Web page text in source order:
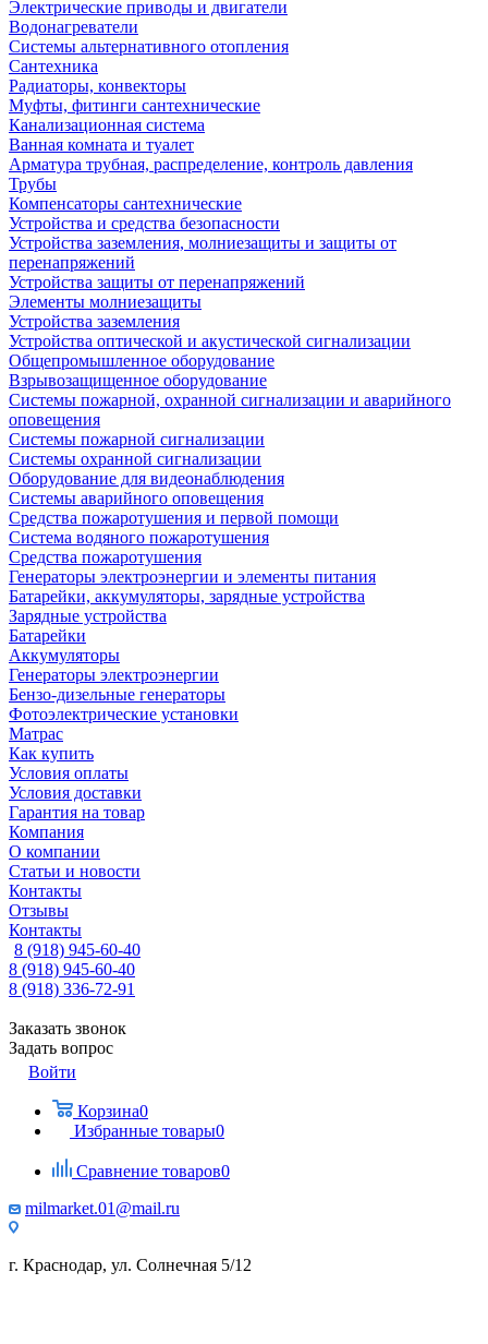
Электрические приводы и двигатели
Водонагреватели
Системы альтернативного отопления
Сантехника
Радиаторы, конвекторы
Муфты, фитинги сантехнические
Канализационная система
Ванная комната и туалет
Арматура трубная, распределение, контроль давления
Трубы
Компенсаторы сантехнические
Устройства и средства безопасности
Устройства заземления, молниезащиты и защиты от
перенапряжений
Устройства защиты от перенапряжений
Элементы молниезащиты
Устройства заземления
Устройства оптической и акустической сигнализации
Общепромышленное оборудование
Взрывозащищенное оборудование
Системы пожарной, охранной сигнализации и аварийного
оповещения
Системы пожарной сигнализации
Системы охранной сигнализации
Оборудование для видеонаблюдения
Системы аварийного оповещения
Средства пожаротушения и первой помощи
Система водяного пожаротушения
Средства пожаротушения
Генераторы электроэнергии и элементы питания
Батарейки, аккумуляторы, зарядные устройства
Зарядные устройства
Батарейки
Аккумуляторы
Генераторы электроэнергии
Бензо-дизельные генераторы
Фотоэлектрические установки
Матрас
Как купить
Условия оплаты
Условия доставки
Гарантия на товар
Компания
О компании
Статьи и новости
Контакты
Отзывы
Контакты
8 (918) 945-60-40
8 (918) 945-60-40
8 (918) 336-72-91
Заказать звонок
Задать вопрос
Войти
Корзина0
Избранные товары0
Сравнение товаров0
milmarket.01@mail.ru
г. Краснодар, ул. Солнечная 5/12